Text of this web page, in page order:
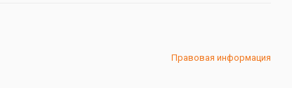
Правовая информация